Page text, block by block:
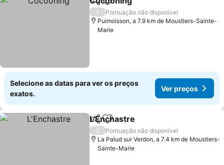
PartilharAdicionar aos favoritos
/
Pontuação não disponível
Puimoisson, a 7.9 km de Moustiers-Sainte-
Marie
Selecione as datas para ver os preços
exatos.
Ver preços
PartilharAdicionar aos favoritos
L'Enchastre
/
Pontuação não disponível
La Palud sur Verdon, a 7.4 km de Moustiers-
Sainte-Marie